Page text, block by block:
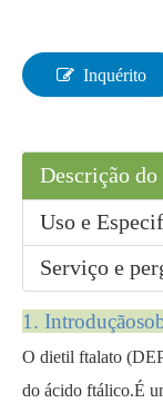
Inquérito
Descrição
Uso e
Serviço e
1. Introdução
O dietil ftalato
do ácido ftálico.É